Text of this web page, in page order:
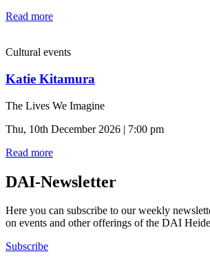
Read more
Cultural events
Katie Kitamura
The Lives We Imagine
Thu, 10th December 2026 | 7:00 pm
Read more
DAI-Newsletter
Here you can subscribe to our weekly
on events and other offerings of the DAI
Subscribe